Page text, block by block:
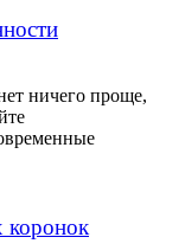
ничего проще,
коронок